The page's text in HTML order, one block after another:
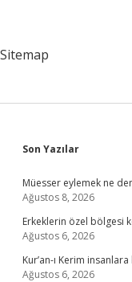
Sitemap
Sidebar
Son Yazılar
Müesser eylemek ne
Ağustos 8, 2026
Erkeklerin özel bölgesi
Ağustos 6, 2026
Kur’an-ı Kerim
Ağustos 6, 2026